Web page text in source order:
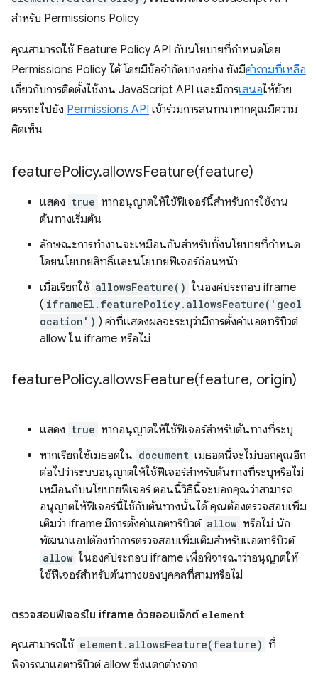
สำหรับ Permissions Policy
คุณสามารถใช้ Feature Policy API กับนโยบายที่กำหนดโดย
Permissions Policy ได้ โดยมีข้อจำกัดบางอย่าง ยังมีคำถามที่เหลือ
เกี่ยวกับการติดตั้งใช้งาน JavaScript API และมีการเสนอให้ย้าย
ตรรกะไปยัง Permissions API เข้าร่วมการสนทนาหากคุณมีความ
คิดเห็น
featurePolicy.allowsFeature(feature)
แสดง true หากอนุญาตให้ใช้ฟีเจอร์นี้สำหรับการใช้งาน
ต้นทางเริ่มต้น
ลักษณะการทำงานจะเหมือนกันสำหรับทั้งนโยบายที่กำหนด
โดยนโยบายสิทธิ์และนโยบายฟีเจอร์ก่อนหน้า
เมื่อเรียกใช้ allowsFeature() ในองค์ประกอบ iframe
( iframeEl.featurePolicy.allowsFeature('geol
ocation') ) ค่าที่แสดงผลจะระบุว่ามีการตั้งค่าแอตทริบิวต์
allow ใน iframe หรือไม่
featurePolicy.allowsFeature(feature, origin)
แสดง true หากอนุญาตให้ใช้ฟีเจอร์สำหรับต้นทางที่ระบุ
หากเรียกใช้เมธอดใน document เมธอดนี้จะไม่บอกคุณอีก
ต่อไปว่าระบบอนุญาตให้ใช้ฟีเจอร์สำหรับต้นทางที่ระบุหรือไม่
เหมือนกับนโยบายฟีเจอร์ ตอนนี้วิธีนี้จะบอกคุณว่าสามารถ
อนุญาตให้ฟีเจอร์นี้ใช้กับต้นทางนั้นได้ คุณต้องตรวจสอบเพิ่ม
เติมว่า iframe มีการตั้งค่าแอตทริบิวต์ allow หรือไม่ นัก
พัฒนาแอปต้องทำการตรวจสอบเพิ่มเติมสำหรับแอตทริบิวต์
allow ในองค์ประกอบ iframe เพื่อพิจารณาว่าอนุญาตให้
ใช้ฟีเจอร์สำหรับต้นทางของบุคคลที่สามหรือไม่
ตรวจสอบฟีเจอร์ใน iframe ด้วยออบเจ็กต์ element
คุณสามารถใช้ element.allowsFeature(feature) ที่
พิจารณาแอตทริบิวต์ allow ซึ่งแตกต่างจาก